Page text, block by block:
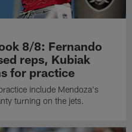
8/8: Fernando
reps, Kubiak
for practice
include Mendoza's
turning on the jets.